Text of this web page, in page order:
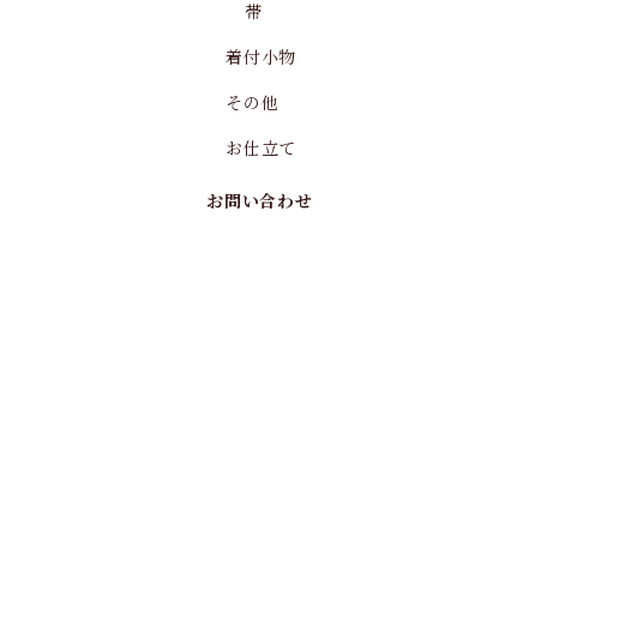
帯
着付小物
その他
お仕立て
お問い合わせ